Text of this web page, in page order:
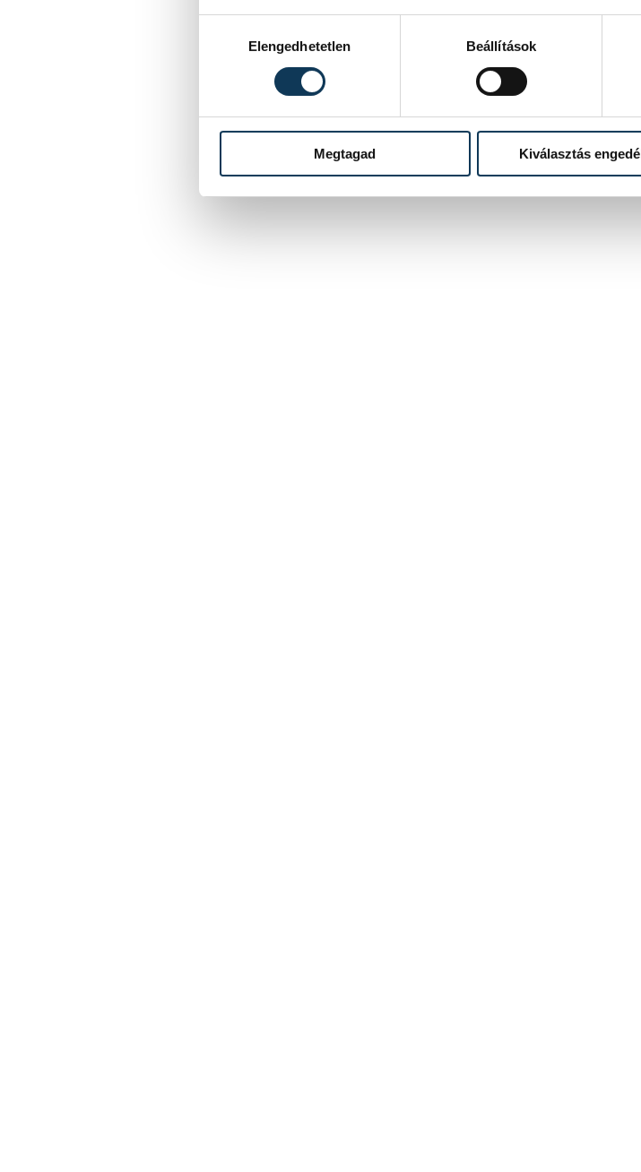
Elengedhetetlen
Beállítások
Megtagad Kiválasztás